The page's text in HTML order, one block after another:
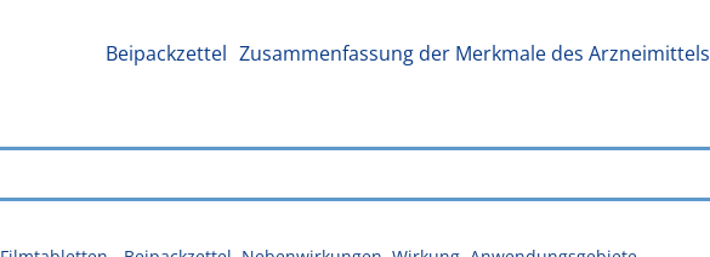
Beipackzettel Zusammenfassung der Merkmale des Arzneimittels